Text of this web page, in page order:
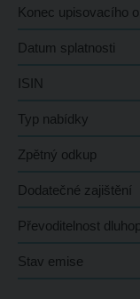
Konec upisovacího
Datum splatnosti
ISIN
Typ nabídky
Zpětný odkup
Dodatečné zajištění
Převoditelnost
Stav emise